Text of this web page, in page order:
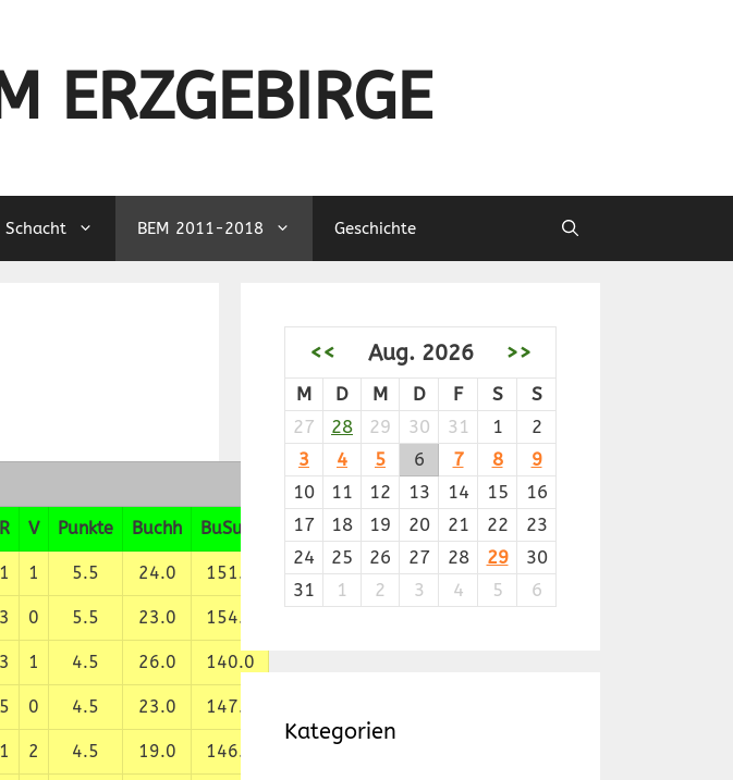
ERZGEBIRGE
Schacht BEM 2011-2018 Geschichte
R V Punkte Buchh BuSum
1 1 5.5 24.0 151.0
3 0 5.5 23.0 154.5
3 1 4.5 26.0 140.0
5 0 4.5 23.0 147.5
1 2 4.5 19.0 146.0
<< Aug. 2026 >>
M D M D F S
S
27
28 29 30 31 1
2
3
4 5 6 7 8
9
10
11 12 13 14 15
16
17
18 19 20 21 22
23
24
25 26 27 28 29
30
31
1 2 3 4 5 6
Kategorien